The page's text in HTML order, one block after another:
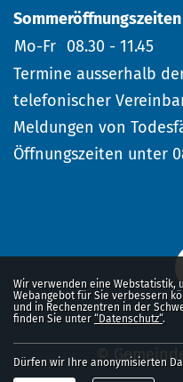
Mo-Fr 08.30 - 11.45
Termine ausserhalb
telefonischer
Meldungen von
Öffnungszeiten unter
©
Webstatistik
Wir verwenden eine Webstatistik,
Webangebot für Sie verbessern
und in Rechenzentren in der
finden Sie unter “Datenschutz“.
Dürfen wir Ihre anonymisierten